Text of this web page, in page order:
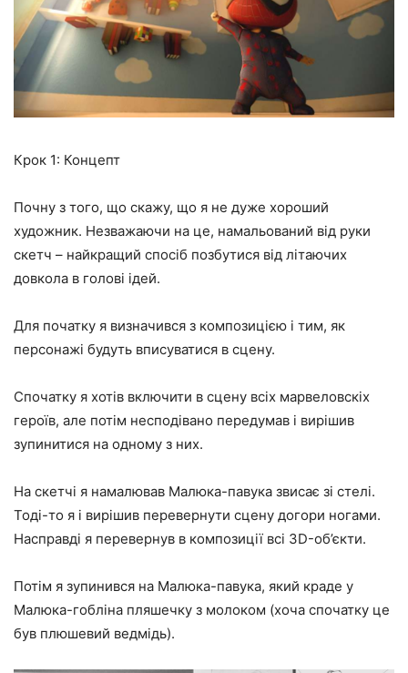
Крок 1: Концепт
Почну з того, що скажу, що я не дуже хороший
художник. Незважаючи на це, намальований від руки
скетч – найкращий спосіб позбутися від літаючих
довкола в голові ідей.
Для початку я визначився з композицією і тим, як
персонажі будуть вписуватися в сцену.
Спочатку я хотів включити в сцену всіх марвеловскіх
героїв, але потім несподівано передумав і вирішив
зупинитися на одному з них.
На скетчі я намалював Малюка-павука звисає зі стелі.
Тоді-то я і вирішив перевернути сцену догори ногами.
Насправді я перевернув в композиції всі 3D-об’єкти.
Потім я зупинився на Малюка-павука, який краде у
Малюка-гобліна пляшечку з молоком (хоча спочатку це
був плюшевий ведмідь).